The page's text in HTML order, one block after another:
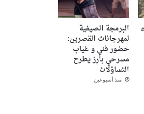
البرمجة الصيفية
لمهرجانات القصرين:
حضور فني و غياب
مسرحي بارز يطرح
التساؤلات
منذ أسبوعين